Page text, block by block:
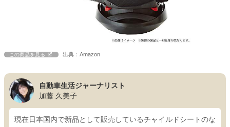
この商品を見る 出典：Amazon
自動車生活ジャーナリスト
加藤 久美子
現在日本国内で新品として販売しているチャイルドシートのな